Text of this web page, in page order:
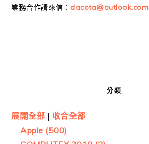
業務合作請來信： dacota@outlook.com
分類
展開全部 | 收合全部
Apple (500)